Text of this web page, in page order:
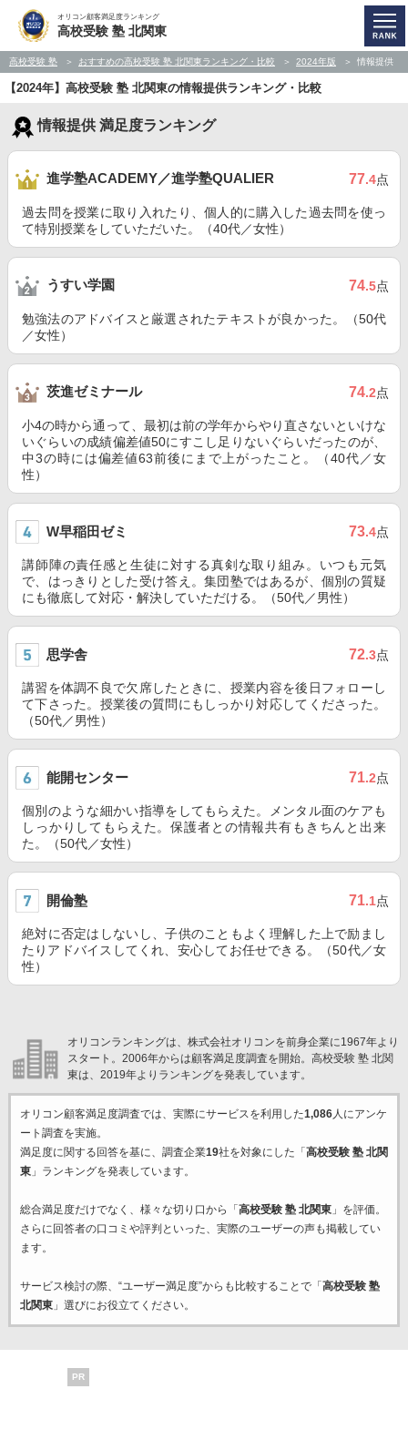
オリコン顧客満足度ランキング
高校受験 塾 北関東
高校受験 塾 おすすめの高校受験 塾 北関東ランキング・比較 2024年版 情報提供
【2024年】高校受験 塾 北関東の情報提供ランキング・比較
情報提供 満足度ランキング
進学塾ACADEMY／進学塾QUALIER 77.4点
過去問を授業に取り入れたり、個人的に購入した過去問を使っ
て特別授業をしていただいた。（40代／女性）
うすい学園 74.5点
勉強法のアドバイスと厳選されたテキストが良かった。（50代
／女性）
茨進ゼミナール 74.2点
小4の時から通って、最初は前の学年からやり直さないといけな
いぐらいの成績偏差値50にすこし足りないぐらいだったのが、
中3の時には偏差値63前後にまで上がったこと。（40代／女
性）
W早稲田ゼミ 73.4点
講師陣の責任感と生徒に対する真剣な取り組み。いつも元気
で、はっきりとした受け答え。集団塾ではあるが、個別の質疑
にも徹底して対応・解決していただける。（50代／男性）
思学舎 72.3点
講習を体調不良で欠席したときに、授業内容を後日フォローし
て下さった。授業後の質問にもしっかり対応してくださった。
（50代／男性）
能開センター 71.2点
個別のような細かい指導をしてもらえた。メンタル面のケアも
しっかりしてもらえた。保護者との情報共有もきちんと出来
た。（50代／女性）
開倫塾 71.1点
絶対に否定はしないし、子供のこともよく理解した上で励まし
たりアドバイスしてくれ、安心してお任せできる。（50代／女
性）
オリコンランキングは、株式会社オリコンを前身企業に1967年より
スタート。2006年からは顧客満足度調査を開始。高校受験 塾 北関
東は、2019年よりランキングを発表しています。
オリコン顧客満足度調査では、実際にサービスを利用した1,086人にアンケ
ート調査を実施。
満足度に関する回答を基に、調査企業19社を対象にした「 高校受験 塾 北関
東」ランキングを発表しています。
総合満足度だけでなく、様々な切り口から「 高校受験 塾 北関東」を評価。
さらに回答者の口コミや評判といった、実際のユーザーの声も掲載してい
ます。
サービス検討の際、“ユーザー満足度”からも比較することで「 高校受験 塾
北関東」選びにお役立てください。
PR